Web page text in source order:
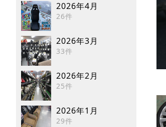
2026年4月
26件
2026年3月
33件
2026年2月
25件
2026年1月
29件